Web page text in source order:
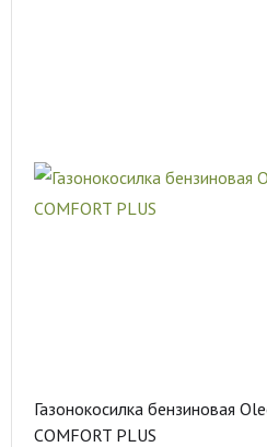
Газонокосилка бензиновая
COMFORT PLUS